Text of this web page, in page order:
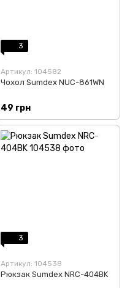
3
Артикул: 104582
Чохол Sumdex NUC-861WN
49 грн
3
Артикул: 104538
Рюкзак Sumdex NRC-404BK